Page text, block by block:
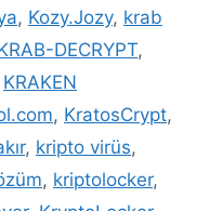
, Kozy.Jozy, krab
DECRYPT,
KRAKEN
, KratosCrypt,
, kripto virüs,
, kriptolocker,